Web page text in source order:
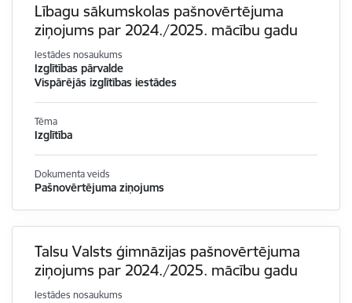
Lībagu sākumskolas pašnovērtējuma
ziņojums par 2024./2025. mācību gadu
Iestādes nosaukums
Izglītības pārvalde
Vispārējās izglītības iestādes
Tēma
Izglītība
Dokumenta veids
Pašnovērtējuma ziņojums
Talsu Valsts ģimnāzijas pašnovērtējuma
ziņojums par 2024./2025. mācību gadu
Iestādes nosaukums